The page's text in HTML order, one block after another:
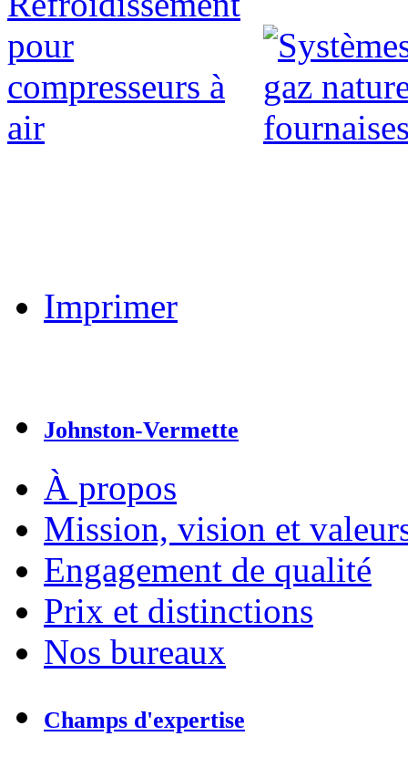
Imprimer
Johnston-Vermette
À propos
Mission, vision et
Engagement de qualité
Prix et distinctions
Nos bureaux
Champs d'expertise